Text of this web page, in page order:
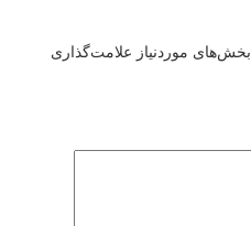
بخش‌های موردنیاز علامت‌گذاری